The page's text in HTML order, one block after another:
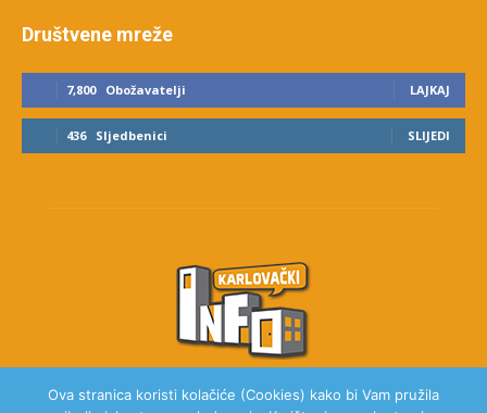
Društvene mreže
7,800 Obožavatelji LAJKAJ
436 Sljedbenici SLIJEDI
Ova stranica koristi kolačiće (Cookies) kako bi Vam pružila